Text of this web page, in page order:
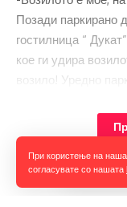
При користење на
согласувате со нашата
Позади паркирано
гостилница “
кое ги удира
возило! Уредно
напиша д-р Кирјас.